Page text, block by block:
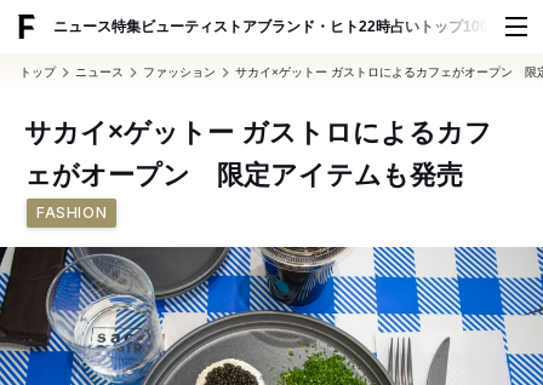
ニュース特集ビューティ ストアブランド・ヒト22時占い トップ100 スナッ
トップ ニュース ファッション サカイ×ゲットー ガストロによるカフェがオープン 限
サカイ×ゲットー ガストロによるカフ
ェがオープン 限定アイテムも発売
FASHION